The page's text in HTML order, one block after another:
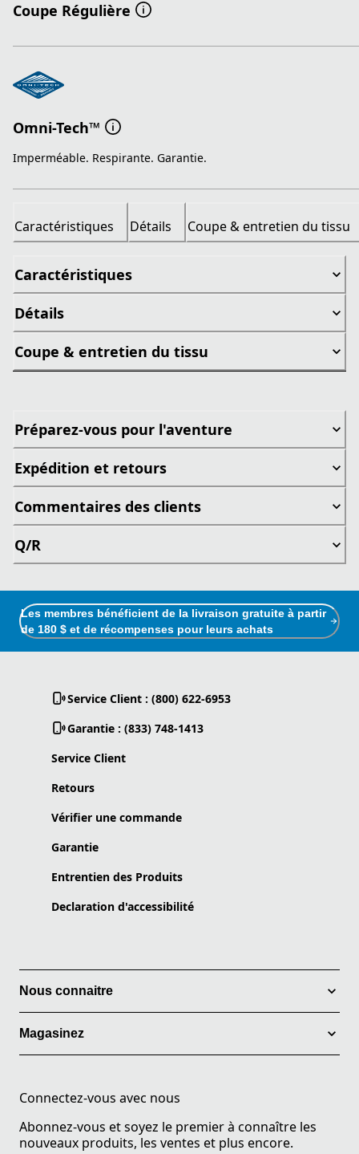
Coupe Régulière
Omni-Tech™
Imperméable. Respirante. Garantie.
Caractéristiques Détails Coupe & entretien du tissu
Caractéristiques
Détails
Coupe & entretien du tissu
Préparez-vous pour l'aventure
Expédition et retours
Commentaires des clients
Q/R
Les membres bénéficient de la livraison gratuite à partir
de 180 $ et de récompenses pour leurs achats
Service Client : (800) 622-6953
Garantie : (833) 748-1413
Service Client
Retours
Vérifier une commande
Garantie
Entrentien des Produits
Declaration d'accessibilité
Nous connaitre
Magasinez
Connectez-vous avec nous
Abonnez-vous et soyez le premier à connaître les
nouveaux produits, les ventes et plus encore.